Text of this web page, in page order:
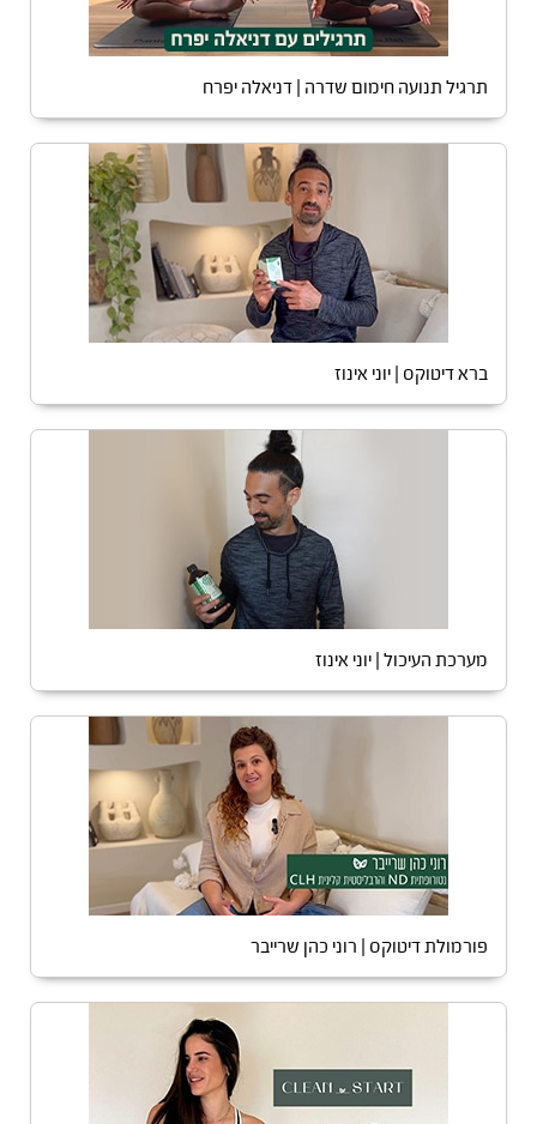
תרגיל תנועה חימום שדרה | דניאלה יפרח
ברא דיטוקס | יוני אינוז
מערכת העיכול | יוני אינוז
פורמולת דיטוקס | רוני כהן שרייבר